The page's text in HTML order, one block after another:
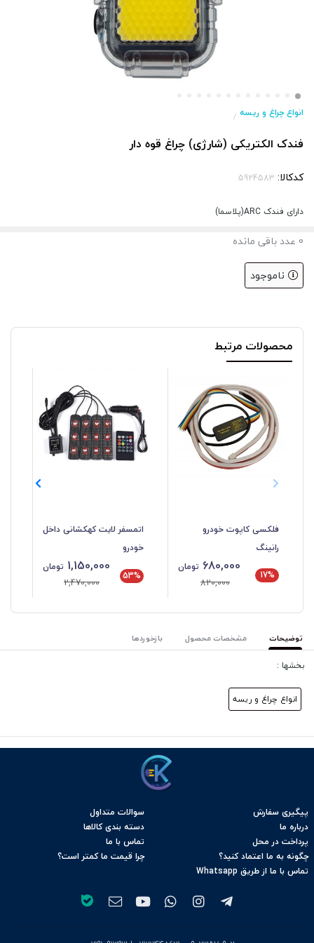
انواع چراغ و ریسه /
فندک الکتریکی (شارژی) چراغ قوه دار
کدکالا:
دارای فندک ARC(پلاسما)
0 عدد باقی مانده
ناموجود
محصولات مرتبط
فلکسی کاپوت خودرو
رانینگ
17%
680,000 تومان
820,000
اتمسفر لایت کهکشانی داخل
خودرو
53%
1,150,000 تومان
2,470,000
توضیحات مشخصات محصول بازخوردها
بخشها :
انواع چراغ و ریسه
پیگیری سفارش
سوالات متداول
درباره ما
دسته بندی کالاها
پرداخت در محل
تماس با ما
چگونه به ما اعتماد کنید؟
چرا قیمت ما کمتر است؟
تماس با ما از طریق Whatsapp